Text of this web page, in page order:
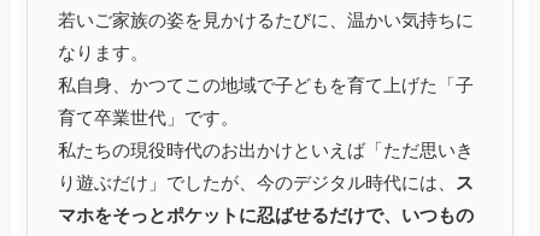
若いご家族の姿を見かけるたびに、温かい気持ちに
なります。
私自身、かつてこの地域で子どもを育て上げた「子
育て卒業世代」です。
私たちの現役時代のお出かけといえば「ただ思いき
り遊ぶだけ」でしたが、今のデジタル時代には、 ス
マホをそっとポケットに忍ばせるだけで、いつもの